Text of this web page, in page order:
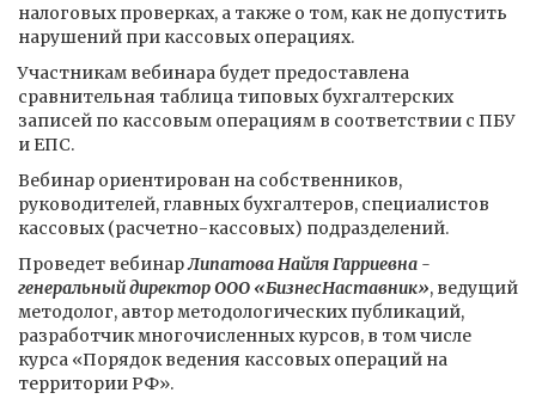
налоговых проверках, а также о том, как не допустить
нарушений при кассовых операциях.
Участникам вебинара будет предоставлена
сравнительная таблица типовых бухгалтерских
записей по кассовым операциям в соответствии с ПБУ
и ЕПС.
Вебинар ориентирован на собственников,
руководителей, главных бухгалтеров, специалистов
кассовых (расчетно-кассовых) подразделений.
Проведет вебинарЛипатова Найля Гарриевна -
генеральный директор ООО «БизнесНаставник», ведущий
методолог, автор методологических публикаций,
разработчик многочисленных курсов, в том числе
курса «Порядок ведения кассовых операций на
территории РФ».